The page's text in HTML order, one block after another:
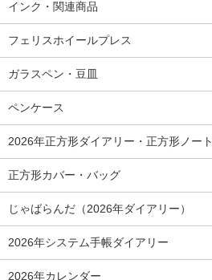
インク・関連商品
フェリスホイールプレス
ガラスペン・豆皿
ペンケース
2026年正方形ダイアリー・正方形ノート
正方形カバー・バッグ
じゃばらんだ（2026年ダイアリー）
2026年システム手帳ダイアリー
2026年カレンダー